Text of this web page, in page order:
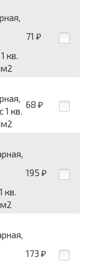
кв.
м2
71 ₽
1 кв.
м2
68 ₽
кв.
м2
195 ₽
173 ₽